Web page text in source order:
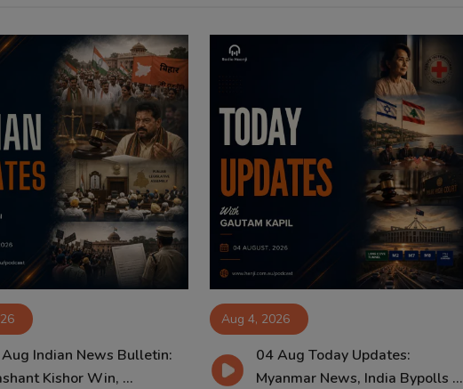
Indian News Bulletin:
Kishor Win, ...
Aug 4, 2026
04 Aug Today Updates:
Myanmar News, India Bypolls ...